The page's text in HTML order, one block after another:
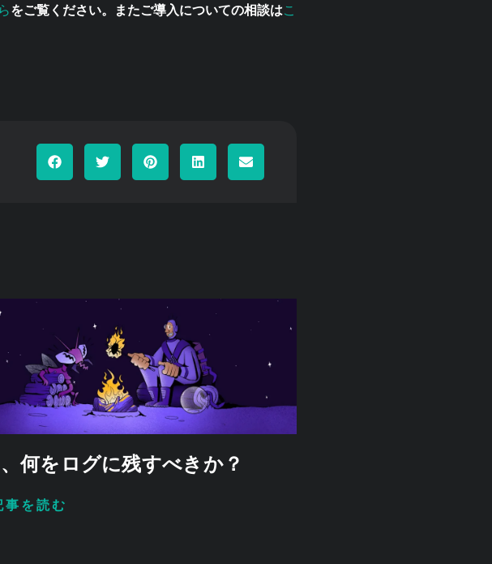
をご覧ください。またご導入についての相談はこ
何をログに残すべきか？
事を読む